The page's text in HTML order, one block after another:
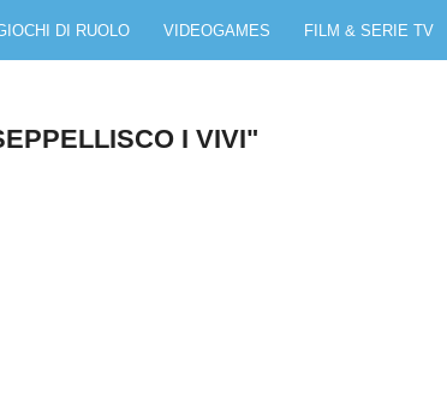
DI RUOLO VIDEOGAMES FILM & SERIE TV
I VIVI"